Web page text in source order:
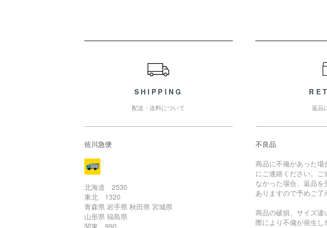
SHIPPING
配送・送料について
佐川急便
北海道 2530
東北 1320
青森県 岩手県 秋田県 宮城県
山形県 福島県
関東 990
返品
不良品
商品に不備があった
にご連絡ください。
なかった場合、返品
ありますので予めご了
商品の破損、サイズ
際により不備が発生